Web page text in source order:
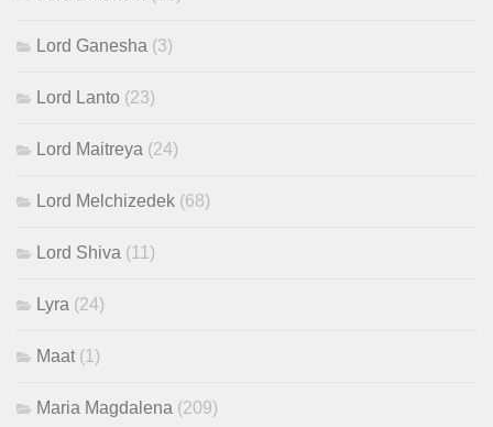
Lord Ganesha (3)
Lord Lanto (23)
Lord Maitreya (24)
Lord Melchizedek (68)
Lord Shiva (11)
Lyra (24)
Maat (1)
Maria Magdalena (209)